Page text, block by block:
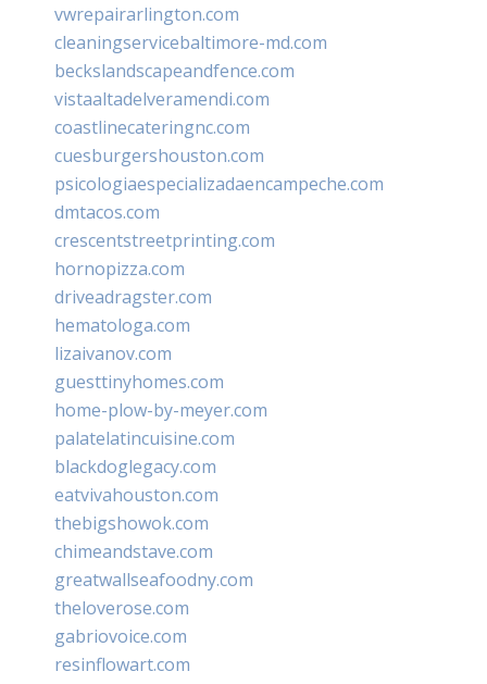
vwrepairarlington.com
cleaningservicebaltimore-md.com
beckslandscapeandfence.com
vistaaltadelveramendi.com
coastlinecateringnc.com
cuesburgershouston.com
psicologiaespecializadaencampeche.com
dmtacos.com
crescentstreetprinting.com
hornopizza.com
driveadragster.com
hematologa.com
lizaivanov.com
guesttinyhomes.com
home-plow-by-meyer.com
palatelatincuisine.com
blackdoglegacy.com
eatvivahouston.com
thebigshowok.com
chimeandstave.com
greatwallseafoodny.com
theloverose.com
gabriovoice.com
resinflowart.com